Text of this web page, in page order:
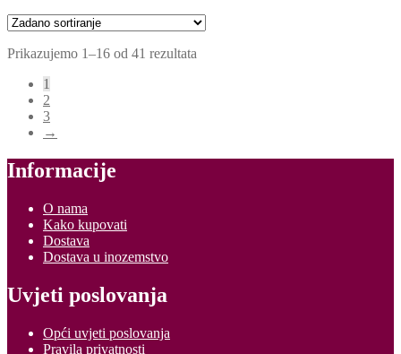
Prikazujemo 1–16 od 41 rezultata
1
2
3
→
Informacije
O nama
Kako kupovati
Dostava
Dostava u inozemstvo
Uvjeti poslovanja
Opći uvjeti poslovanja
Pravila privatnosti